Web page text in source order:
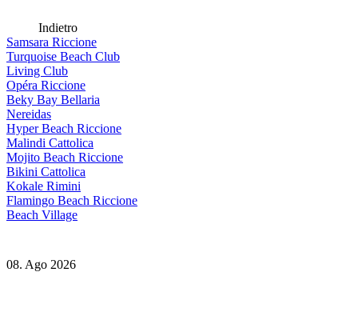
Indietro
Samsara Riccione
Turquoise Beach Club
Living Club
Opéra Riccione
Beky Bay Bellaria
Nereidas
Hyper Beach Riccione
Malindi Cattolica
Mojito Beach Riccione
Bikini Cattolica
Kokale Rimini
Flamingo Beach Riccione
Beach Village
08. Ago 2026